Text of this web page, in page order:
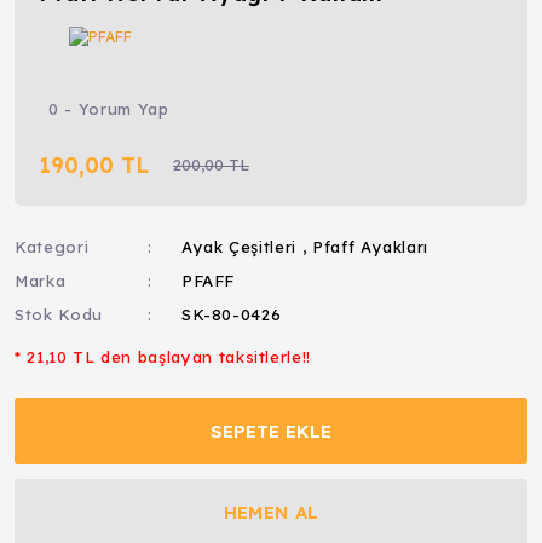
0 - Yorum Yap
190,00 TL 200,00 TL
Kategori Ayak Çeşitleri , Pfaff Ayakları
Marka
PFAFF
Stok Kodu
SK-80-0426
* 21,10 TL den başlayan taksitlerle!!
SEPETE EKLE
HEMEN AL